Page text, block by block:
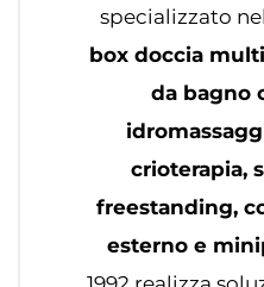
specializzato
box doccia
da bagno
crioterapia,
freestanding,
esterno e